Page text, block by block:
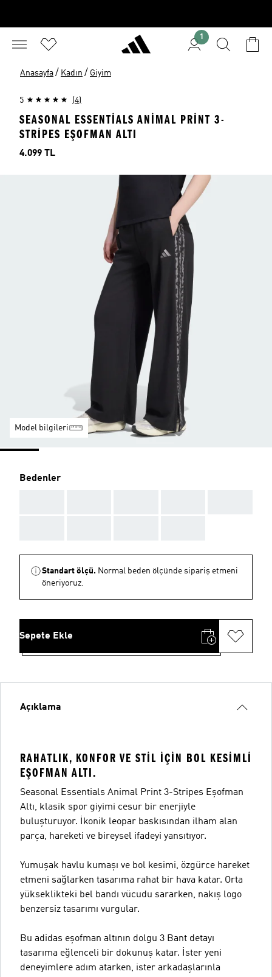
1
Anasayfa / Kadın / Giyim
5 (4)
SEASONAL ESSENTIALS ANIMAL PRINT 3-
STRIPES EŞOFMAN ALTI
Fiyat
4.099 TL
Model bilgileri
Bedenler
Standart ölçü. Normal beden ölçünde sipariş etmeni
öneriyoruz.
Sepete Ekle
Açıklama
RAHATLIK, KONFOR VE STIL IÇIN BOL KESIMLI
EŞOFMAN ALTI.
Seasonal Essentials Animal Print 3-Stripes Eşofman
Altı, klasik spor giyimi cesur bir enerjiyle
buluşturuyor. İkonik leopar baskısından ilham alan
parça, hareketi ve bireysel ifadeyi yansıtıyor.
Yumuşak havlu kumaşı ve bol kesimi, özgürce hareket
etmeni sağlarken tasarıma rahat bir hava katar. Orta
yükseklikteki bel bandı vücudu sararken, nakış logo
benzersiz tasarımı vurgular.
Bu adidas eşofman altının dolgu 3 Bant detayı
tasarıma eğlenceli bir dokunuş katar. İster yeni
deneyimlere adım atarken, ister arkadaşlarınla